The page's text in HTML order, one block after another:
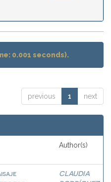
0.001 seconds).
previous 1 next
Author(s)
CLAUDIA